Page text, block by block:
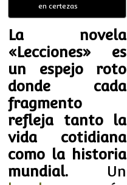
en certezas
La novela
«Lecciones» es
un espejo roto
donde cada
fragmento
refleja tanto la
vida cotidiana
como la historia
mundial. Un